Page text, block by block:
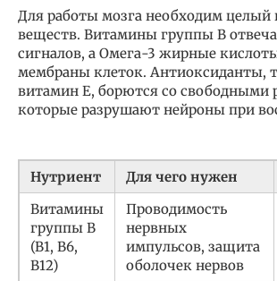
Для работы мозга необходим целый
веществ. Витамины группы B
сигналов, а Омега-3 жирные
мембраны клеток. Антиоксиданты,
витамин Е, борются со свободными
которые разрушают нейроны при
Нутриент Для чего нужен
Витамины
группы B
(B1, B6,
B12)
Проводимость
нервных
импульсов, защита
оболочек нервов